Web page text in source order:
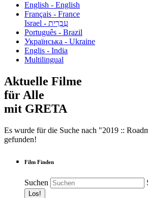
English - English
Français - France
עִבְרִית - Israel
Português - Brazil
Українська - Ukraine
Englis - India
Multilingual
Aktuelle Filme
für Alle
mit GRETA
Es wurde für die Suche nach "2019 ::
gefunden!
Film Finden
Suchen